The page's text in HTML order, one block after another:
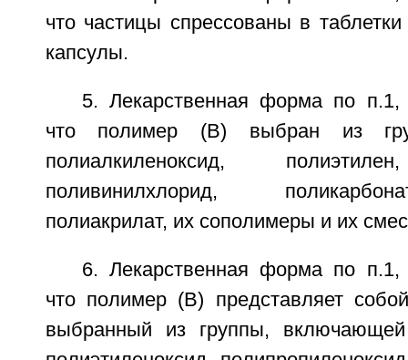
что частицы спрессованы в
капсулы.
5. Лекарственная форма по
что полимер (В) выбран из
полиалкиленоксид,
поливинилхлорид,
полиакрилат, их сополимеры и их
6. Лекарственная форма по
что полимер (В) представляет
выбранный из группы, включающей